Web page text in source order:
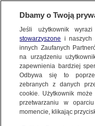
WYŚLIJ MATERIAŁ
NAJNOWSZE
Jedno
do 17. Jak
Pokażcie
Dbamy o Twoją
Jeśli użytkownik
stowarzyszone i naszych
innych Zaufanych
na urządzeniu
zapewnienia bardziej
Odbywa się to
zebranych z danych
cookie. Użytkownik
przetwarzaniu w
momencie, klikając